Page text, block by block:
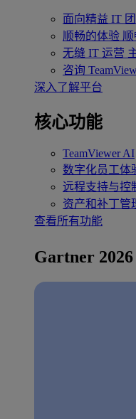
面向精益 IT
顺畅的体验
无缝 IT 运营
咨询
深入了解平台
核心功能
TeamViewer AI
数字化员工体
远程支持与控
资产和补丁管
查看所有功能
Gartner